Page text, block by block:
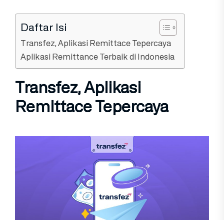
Daftar Isi
Transfez, Aplikasi Remittace Tepercaya
Aplikasi Remittance Terbaik di Indonesia
Transfez, Aplikasi
Remittace Tepercaya